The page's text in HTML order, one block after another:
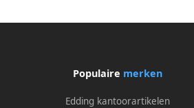
Populaire merken
Edding kantoorartikelen